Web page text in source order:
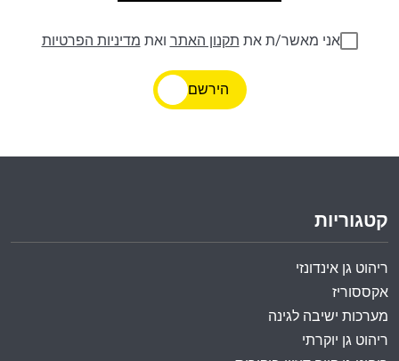
אני מאשר/ת את תקנון האתר ואת מדיניות הפרטיות
הירשם
קטגוריות
ריהוט גן אינדונזי
אקססוריז
מערכות ישיבה לגינה
ריהוט גן יוקרתי